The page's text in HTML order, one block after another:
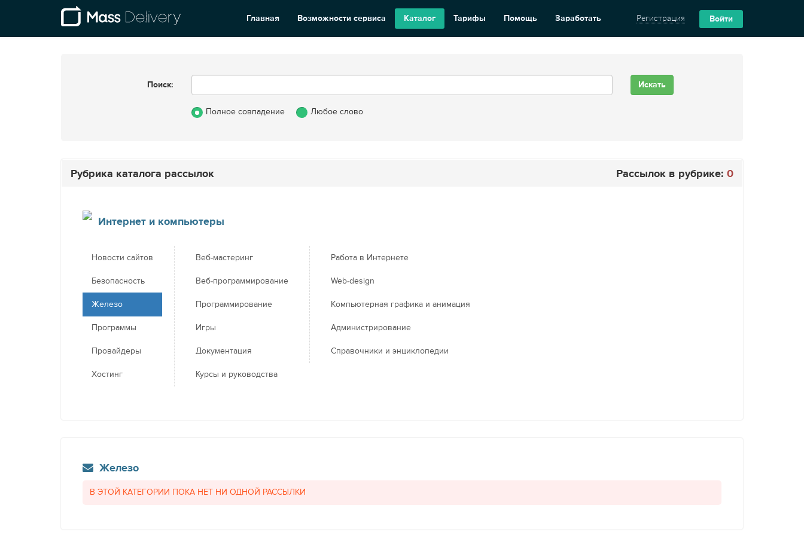
Главная Возможности сервиса Каталог Тарифы Помощь Заработать Регистрация Войти
Поиск:
Полное совпадение Любое слово
Рубрика каталога рассылок Рассылок в рубрике: 0
Интернет и компьютеры
Новости сайтов
Безопасность
Железо
Программы
Провайдеры
Хостинг
Веб-мастеринг
Веб-программирование
Программирование
Игры
Документация
Курсы и руководства
Работа в Интернете
Web-design
Компьютерная графика и анимация
Администрирование
Справочники и энциклопедии
Железо
В ЭТОЙ КАТЕГОРИИ ПОКА НЕТ НИ ОДНОЙ РАССЫЛКИ